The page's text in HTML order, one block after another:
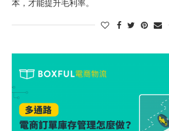
本，才能提升毛利率。